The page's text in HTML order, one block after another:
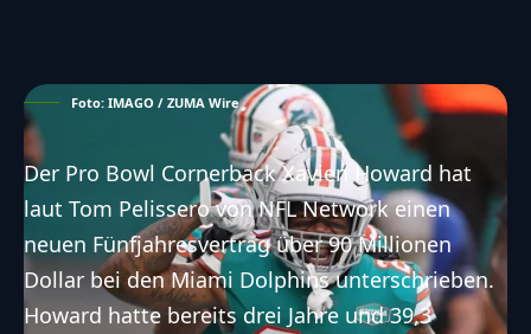
Foto: IMAGO / ZUMA Wire
Der Pro Bowl CornerbackXavien Howard hat
laut Tom Pelissero von NFL Network einen
neuen Fünfjahresvertrag über 90 Millionen
Dollar bei denMiami Dolphinsunterschrieben.
Howard hatte bereits drei Jahre und 39,3